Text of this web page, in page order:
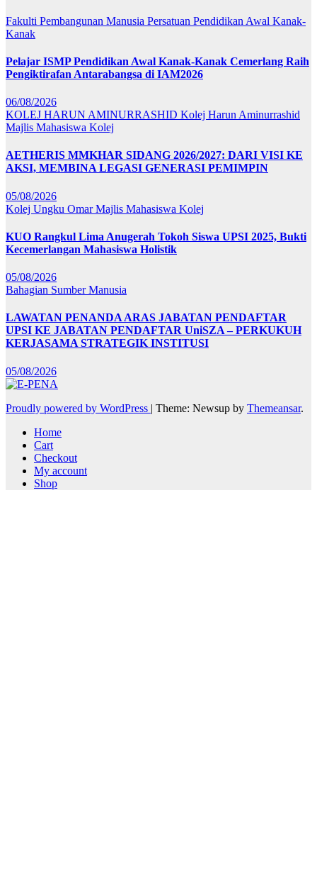
Fakulti Pembangunan Manusia Persatuan Pendidikan Awal Kanak-
Kanak
Pelajar ISMP Pendidikan Awal Kanak-Kanak Cemerlang Raih
Pengiktirafan Antarabangsa di IAM2026
06/08/2026
KOLEJ HARUN AMINURRASHID Kolej Harun Aminurrashid
Majlis Mahasiswa Kolej
AETHERIS MMKHAR SIDANG 2026/2027: DARI VISI KE
AKSI, MEMBINA LEGASI GENERASI PEMIMPIN
05/08/2026
Kolej Ungku OmarMajlis Mahasiswa Kolej
KUO Rangkul Lima Anugerah Tokoh Siswa UPSI 2025, Bukti
Kecemerlangan Mahasiswa Holistik
05/08/2026
Bahagian Sumber Manusia
LAWATAN PENANDA ARAS JABATAN PENDAFTAR
UPSI KE JABATAN PENDAFTAR UniSZA – PERKUKUH
KERJASAMA STRATEGIK INSTITUSI
05/08/2026
Proudly powered by WordPress | Theme: Newsup by Themeansar.
Home
Cart
Checkout
My account
Shop